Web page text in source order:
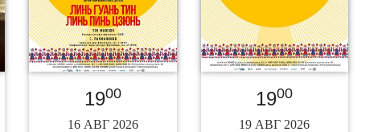
1900
16 АВГ 2026
1900
19 АВГ 2026